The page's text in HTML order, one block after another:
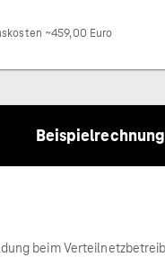
~459,00 Euro
beim